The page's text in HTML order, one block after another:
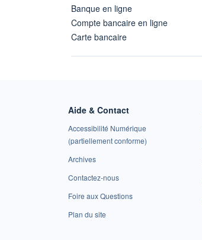
Banque en ligne
Compte bancaire en ligne
Carte bancaire
Aide & Contact
Accessibilité Numérique
(partiellement conforme)
Archives
Contactez-nous
Foire aux Questions
Plan du site